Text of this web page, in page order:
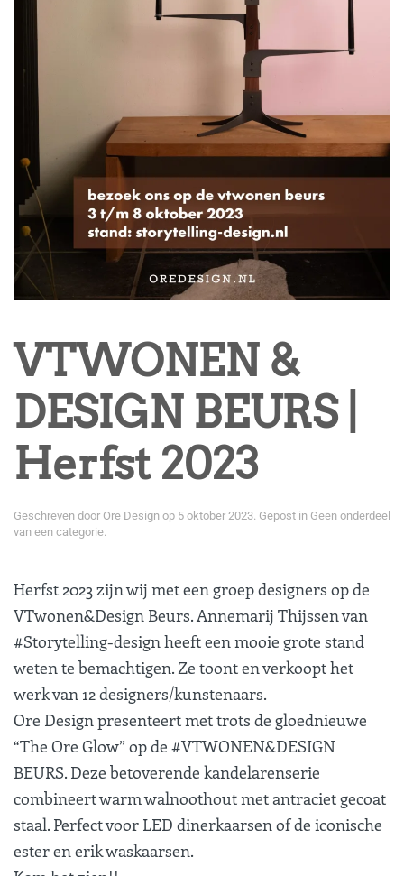
VTWONEN &
DESIGN BEURS |
Herfst 2023
Geschreven door Ore Design op 5 oktober 2023. Gepost in Geen onderdeel
van een categorie.
Herfst 2023 zijn wij met een groep designers op de
VTwonen&Design Beurs. Annemarij Thijssen van
#Storytelling-design heeft een mooie grote stand
weten te bemachtigen. Ze toont en verkoopt het
werk van 12 designers/kunstenaars.
Ore Design presenteert met trots de gloednieuwe
“The Ore Glow” op de #VTWONEN&DESIGN
BEURS. Deze betoverende kandelarenserie
combineert warm walnoothout met antraciet gecoat
staal. Perfect voor LED dinerkaarsen of de iconische
ester en erik waskaarsen.